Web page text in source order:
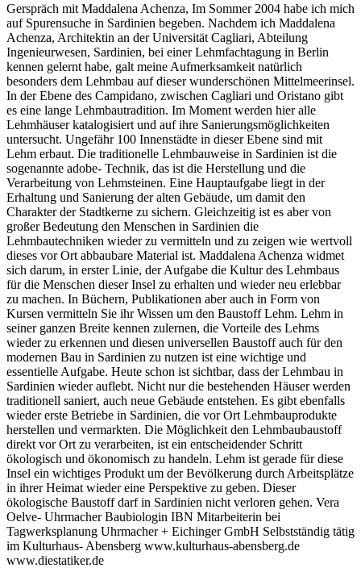
Gerspräch mit Maddalena Achenza, Im Sommer 2004 habe ich mich
auf Spurensuche in Sardinien begeben. Nachdem ich Maddalena
Achenza, Architektin an der Universität Cagliari, Abteilung
Ingenieurwesen, Sardinien, bei einer Lehmfachtagung in Berlin
kennen gelernt habe, galt meine Aufmerksamkeit natürlich
besonders dem Lehmbau auf dieser wunderschönen Mittelmeerinsel.
In der Ebene des Campidano, zwischen Cagliari und Oristano gibt
es eine lange Lehmbautradition. Im Moment werden hier alle
Lehmhäuser katalogisiert und auf ihre Sanierungsmöglichkeiten
untersucht. Ungefähr 100 Innenstädte in dieser Ebene sind mit
Lehm erbaut. Die traditionelle Lehmbauweise in Sardinien ist die
sogenannte adobe- Technik, das ist die Herstellung und die
Verarbeitung von Lehmsteinen. Eine Hauptaufgabe liegt in der
Erhaltung und Sanierung der alten Gebäude, um damit den
Charakter der Stadtkerne zu sichern. Gleichzeitig ist es aber von
großer Bedeutung den Menschen in Sardinien die
Lehmbautechniken wieder zu vermitteln und zu zeigen wie wertvoll
dieses vor Ort abbaubare Material ist. Maddalena Achenza widmet
sich darum, in erster Linie, der Aufgabe die Kultur des Lehmbaus
für die Menschen dieser Insel zu erhalten und wieder neu erlebbar
zu machen. In Büchern, Publikationen aber auch in Form von
Kursen vermitteln Sie ihr Wissen um den Baustoff Lehm. Lehm in
seiner ganzen Breite kennen zulernen, die Vorteile des Lehms
wieder zu erkennen und diesen universellen Baustoff auch für den
modernen Bau in Sardinien zu nutzen ist eine wichtige und
essentielle Aufgabe. Heute schon ist sichtbar, dass der Lehmbau in
Sardinien wieder auflebt. Nicht nur die bestehenden Häuser werden
traditionell saniert, auch neue Gebäude entstehen. Es gibt ebenfalls
wieder erste Betriebe in Sardinien, die vor Ort Lehmbauprodukte
herstellen und vermarkten. Die Möglichkeit den Lehmbaubaustoff
direkt vor Ort zu verarbeiten, ist ein entscheidender Schritt
ökologisch und ökonomisch zu handeln. Lehm ist gerade für diese
Insel ein wichtiges Produkt um der Bevölkerung durch Arbeitsplätze
in ihrer Heimat wieder eine Perspektive zu geben. Dieser
ökologische Baustoff darf in Sardinien nicht verloren gehen. Vera
Oelve- Uhrmacher Baubiologin IBN Mitarbeiterin bei
Tagwerksplanung Uhrmacher + Eichinger GmbH Selbstständig tätig
im Kulturhaus- Abensberg www.kulturhaus-abensberg.de
www.diestatiker.de